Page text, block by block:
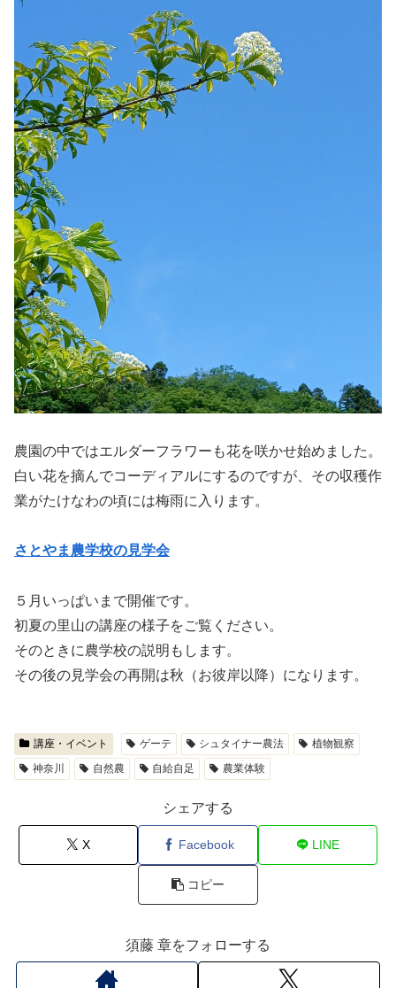
農園の中ではエルダーフラワーも花を咲かせ始めました。
白い花を摘んでコーディアルにするのですが、その収穫作
業がたけなわの頃には梅雨に入ります。
さとやま農学校の見学会
５月いっぱいまで開催です。
初夏の里山の講座の様子をご覧ください。
そのときに農学校の説明もします。
その後の見学会の再開は秋（お彼岸以降）になります。
講座・イベント ゲーテ シュタイナー農法
植物観察
神奈川
自然農 自給自足 農業体験
シェアする
X Facebook LINE
コピー
須藤 章をフォローする